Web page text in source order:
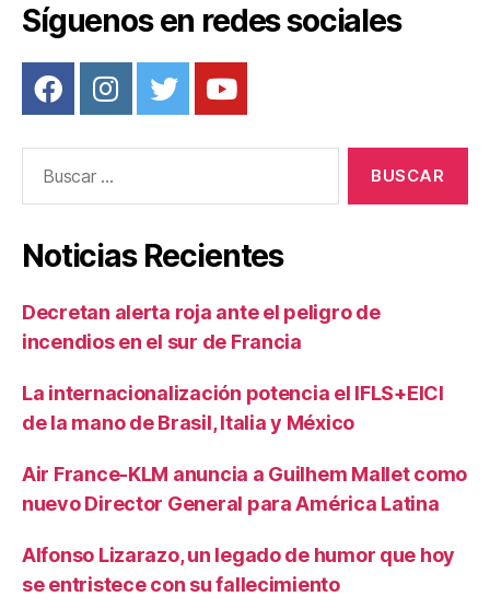
Síguenos en redes sociales
Noticias Recientes
Decretan alerta roja ante el peligro de
incendios en el sur de Francia
La internacionalización potencia el IFLS+EICI
de la mano de Brasil, Italia y México
Air France-KLM anuncia a Guilhem Mallet como
nuevo Director General para América Latina
Alfonso Lizarazo, un legado de humor que hoy
se entristece con su fallecimiento